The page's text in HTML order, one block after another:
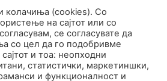
само дел од новинарско дело
фотографија (односно насловната
дел на текстот, познат како „лид".
„avtoplus.mk" надвор од овие услови
на санкционирање согласно
авторски и сродни права.
IN. Hosted byGoHost
колачиња (cookies). Со
на сајтот или со
се согласувате да
со цел да го подобривме
и тоа: неопходни
статистички, маркетиншки,
и функционалност и